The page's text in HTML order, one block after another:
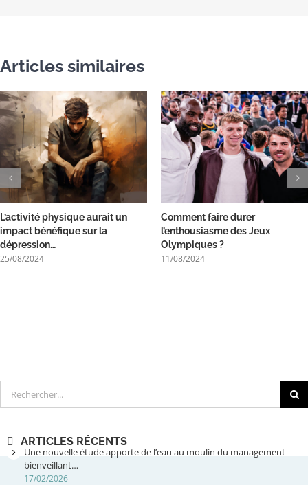
Articles similaires
L’activité physique aurait un
impact bénéfique sur la
dépression…
25/08/2024
Comment faire durer
l’enthousiasme des Jeux
Olympiques ?
11/08/2024
Rechercher
ARTICLES RÉCENTS
Une nouvelle étude apporte de l’eau au moulin du management
bienveillant…
17/02/2026